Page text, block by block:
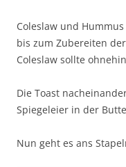
Coleslaw und
bis zum Zubereiten
Coleslaw sollte
Die Toast
Spiegeleier in der
Nun geht es ans